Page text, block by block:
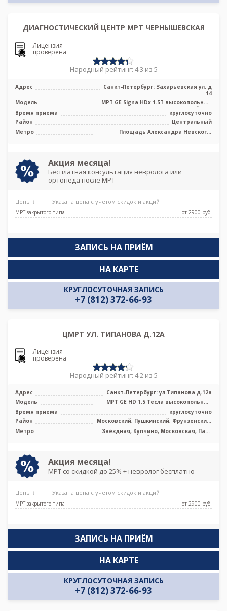
ДИАГНОСТИЧЕСКИЙ ЦЕНТР МРТ ЧЕРНЫШЕВСКАЯ
Лицензия
проверена
Народный рейтинг: 4.3 из 5
Адрес
Санкт-Петербург: Захарьевская ул. д
14
Модель
МРТ GE Signa HDx 1.5T высокопольный
закрытый тип
Время приема
круглосуточно
Район
Центральный
Метро
Площадь Александра Невского,
Акция месяца!
Бесплатная консультация невролога или
ортопеда после МРТ
Цены ↓ Указана цена с учетом скидок и акций
МРТ закрытого типа от 2900 pуб.
ЗАПИСЬ НА ПРИЁМ
КРУГЛОСУТОЧНАЯ ЗАПИСЬ
+7 (812) 372-66-93
НА КАРТЕ
ЦМРТ УЛ. ТИПАНОВА Д.12А
Лицензия
проверена
Народный рейтинг: 4.2 из 5
Адрес
Санкт-Петербург: ул.Типанова д.12а
Модель
МРТ GE HD 1.5 Тесла высокопольный
закрытый тип, УЗИ
Время приема
круглосуточно
Район
Московский, Пушкинский, Фрунзенский,
Лен. область
Метро
Звёздная, Купчино, Московская, Парк
Победы, Проспект Славы
Акция месяца!
МРТ со скидкой до 25% + невролог бесплатно
Цены ↓ Указана цена с учетом скидок и акций
МРТ закрытого типа от 2900 pуб.
ЗАПИСЬ НА ПРИЁМ
КРУГЛОСУТОЧНАЯ ЗАПИСЬ
+7 (812) 372-66-93
НА КАРТЕ